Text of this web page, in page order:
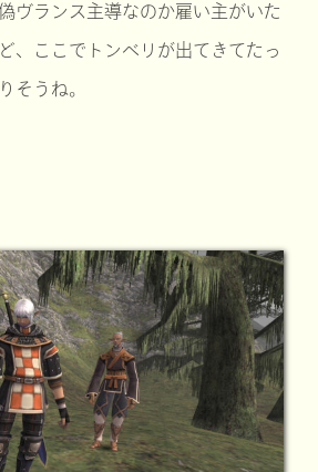
ヴランス主導なのか雇い主がいた
、ここでトンベリが出てきてたっ
そうね。